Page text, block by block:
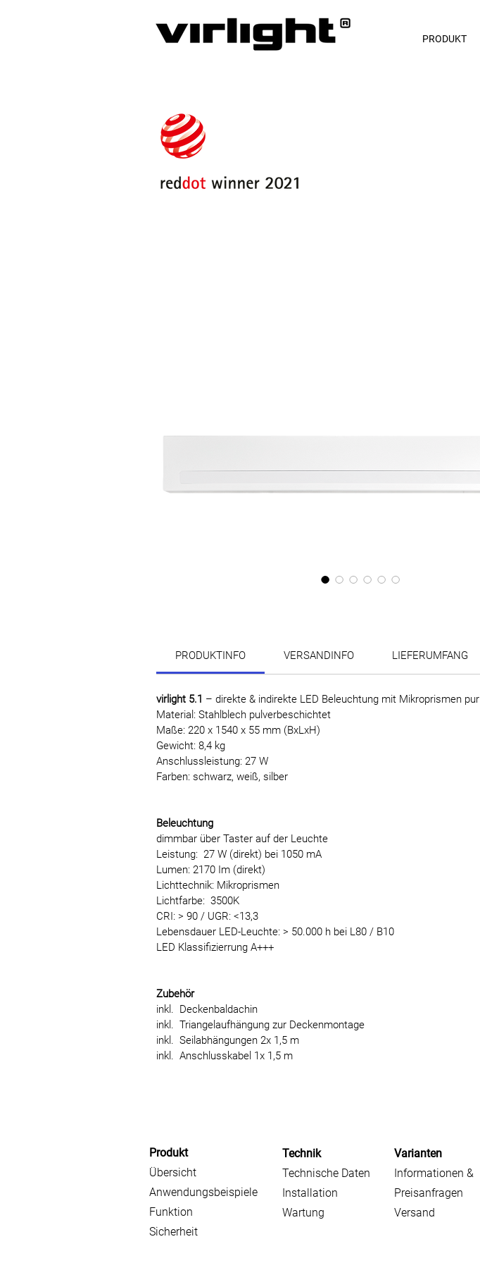
PRODUKT
PRODUKTINFO VERSANDINFO LIEFERUMFANG
virlight 5.1 – direkte & indirekte LED Beleuchtung mit Mikroprismen pur
Material: Stahlblech pulverbeschichtet
Maße: 220 x 1540 x 55 mm (BxLxH)
Gewicht: 8,4 kg
Anschlussleistung: 27 W
Farben: schwarz, weiß, silber
Beleuchtung
dimmbar über Taster auf der Leuchte
Leistung: 27 W (direkt) bei 1050 mA
Lumen: 2170 Im (direkt)
Lichttechnik: Mikroprismen
Lichtfarbe: 3500K
CRI: > 90 / UGR: <13,3
Lebensdauer LED-Leuchte: > 50.000 h bei L80 / B10
LED Klassifizierrung A+++
Zubehör
inkl. Deckenbaldachin
inkl. Triangelaufhängung zur Deckenmontage
inkl. Seilabhängungen 2x 1,5 m
inkl. Anschlusskabel 1x 1,5 m
Produkt
Übersicht
Anwendungsbeispiele
Funktion
Sicherheit
Technik
Technische Daten
Installation
Wartung
Varianten
Informationen &
Preisanfragen
Versand